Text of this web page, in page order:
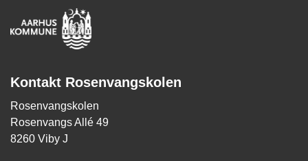
Kontakt Rosenvangskolen
Rosenvangskolen
Rosenvangs Allé 49
8260 Viby J